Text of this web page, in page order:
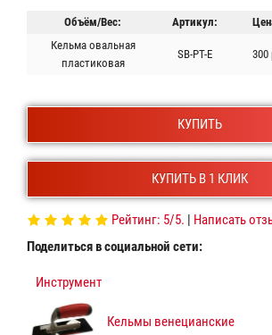
Объём/Вес: Артикул:
Кельма овальная
пластиковая
SB-PT-E 300
КУПИТЬ
КУПИТЬ В 1 КЛИК
Рейтинг: 5/5. | Написать
Поделиться в социальной сети:
Инструмент
Кельмы венецианские